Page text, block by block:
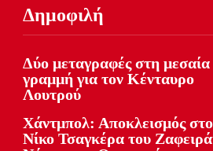
Δημοφιλή
Δύο μεταγραφές στη μεσαία
γραμμή για τον Κένταυρο
Λουτρού
Χάντμπολ: Αποκλεισμός
Νίκο Τσαγκέρα του